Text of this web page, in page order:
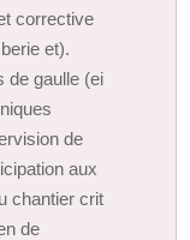
corrective
et).
de gaulle (ei
de
aux
chantier crit
de